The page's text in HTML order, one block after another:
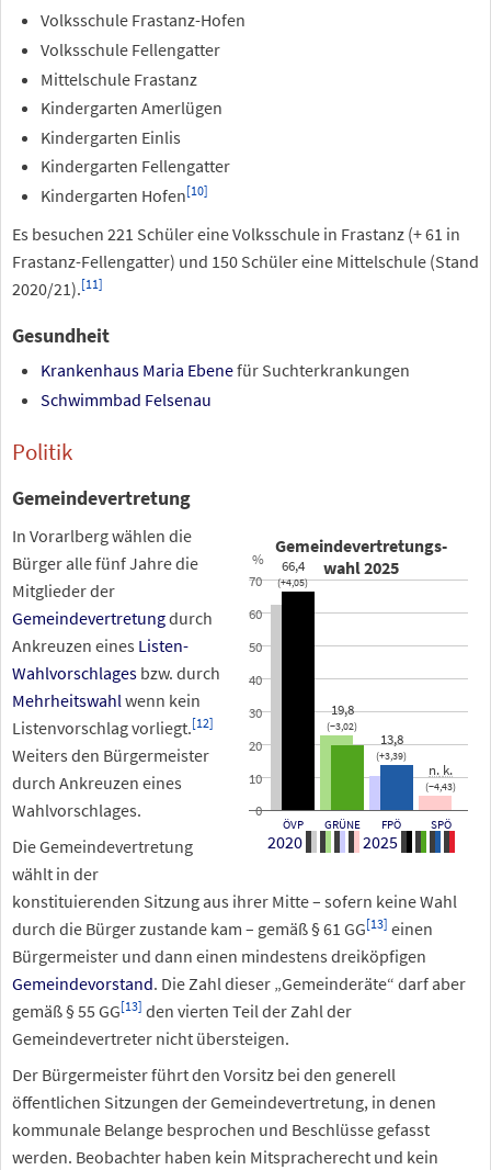
Volksschule Frastanz-Hofen
Volksschule Fellengatter
Mittelschule Frastanz
Kindergarten Amerlügen
Kindergarten Einlis
Kindergarten Fellengatter
Kindergarten Hofen[10]
Es besuchen 221 Schüler eine Volksschule in Frastanz (+ 61 in
Frastanz-Fellengatter) und 150 Schüler eine Mittelschule (Stand
2020/21).[11]
Gesundheit
Krankenhaus Maria Ebenefür Suchterkrankungen
Schwimmbad Felsenau
Politik
Gemeindevertretung
Gemeindevertretungs-
wahl 2025
%
70
60
50
40
30
20
10
0
66,4
(+4,05)
19,8
(−3,02)
13,8
(+3,39)
n. k.
(−4,43)
ÖVP GRÜNE FPÖ SPÖ
2020 2025
In Vorarlberg wählen die
Bürger alle fünf Jahre die
Mitglieder der
Gemeindevertretungdurch
Ankreuzen eines Listen-
Wahlvorschlages bzw. durch
Mehrheitswahlwenn kein
Listenvorschlag vorliegt.[12]
Weiters den Bürgermeister
durch Ankreuzen eines
Wahlvorschlages.
Die Gemeindevertretung
wählt in der
konstituierenden Sitzung aus ihrer Mitte – sofern keine Wahl
durch die Bürger zustande kam – gemäß §61 GG[13] einen
Bürgermeister und dann einen mindestens dreiköpfigen
Gemeindevorstand. Die Zahl dieser „Gemeinderäte“ darf aber
gemäß §55 GG[13] den vierten Teil der Zahl der
Gemeindevertreter nicht übersteigen.
Der Bürgermeister führt den Vorsitz bei den generell
öffentlichen Sitzungen der Gemeindevertretung, in denen
kommunale Belange besprochen und Beschlüsse gefasst
werden. Beobachter haben kein Mitspracherecht und kein